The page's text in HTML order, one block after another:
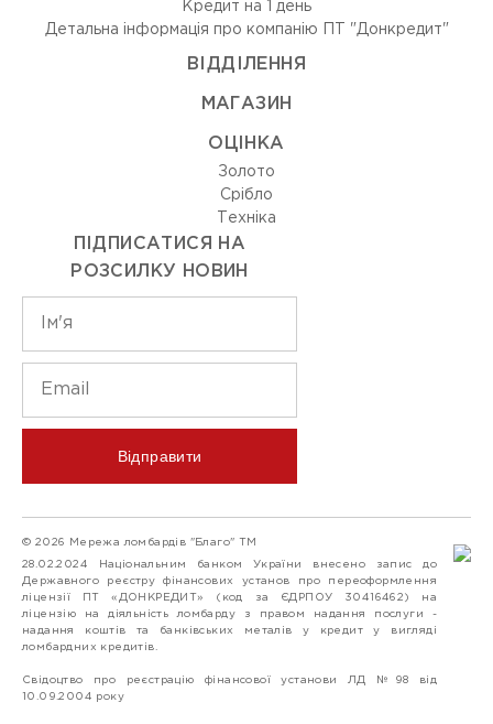
Кредит на 1 день
Детальна інформація про компанію ПТ "Донкредит"
ВIДДIЛЕННЯ
МАГАЗИН
ОЦIНКА
Золото
Срiбло
Технiка
ПІДПИСАТИСЯ НА
РОЗСИЛКУ НОВИН
Відправити
© 2026 Мережа ломбардів "Благо" ТМ
28.02.2024 Національним банком України внесено запис до
Державного реєстру фінансових установ про переоформлення
ліцензії ПТ «ДОНКРЕДИТ» (код за ЄДРПОУ 30416462) на
ліцензію на діяльність ломбарду з правом надання послуги -
надання коштів та банківських металів у кредит у вигляді
ломбардних кредитів.
Свідоцтво про реєстрацію фінансової установи ЛД №98 від
10.09.2004 року